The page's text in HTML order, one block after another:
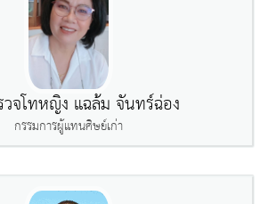
จโทหญิง แฉล้ม จันทร์ฉ่อง
กรรมการผู้แทนศิษย์เก่า